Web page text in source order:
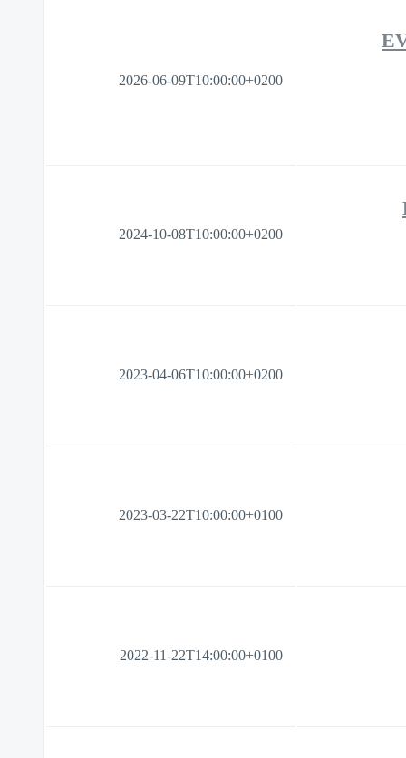
2026-06-09T10:00:00+0200
2024-10-08T10:00:00+0200
2023-04-06T10:00:00+0200
2023-03-22T10:00:00+0100
2022-11-22T14:00:00+0100